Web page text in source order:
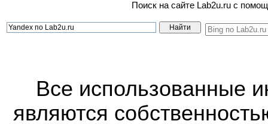
Поиск на сайте Lab2u.ru с
Все использованные
являются